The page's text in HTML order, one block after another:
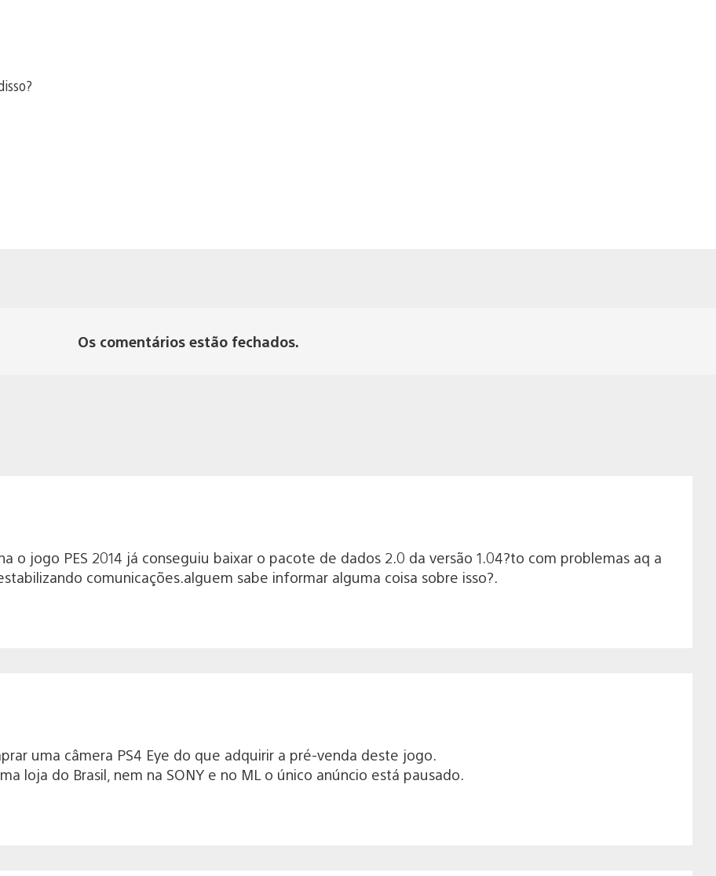
Os comentários estão fechados.
o jogo PES 2014 já conseguiu baixar o pacote de dados 2.0 da versão 1.04?to com problemas aq a
comunicações.alguem sabe informar alguma coisa sobre isso?.
uma câmera PS4 Eye do que adquirir a pré-venda deste jogo.
loja do Brasil, nem na SONY e no ML o único anúncio está pausado.